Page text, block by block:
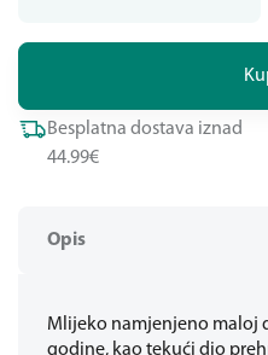
Opis
Mlijeko namjenjeno maloj
godine, kao tekući dio
Besplatna dostava iznad
44.99€